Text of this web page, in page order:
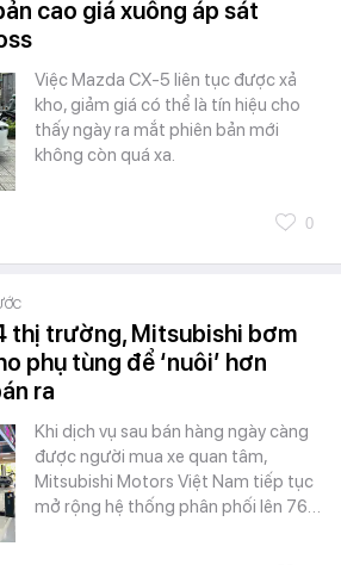
cao giá xuống áp sát
Việc Mazda CX-5 liên tục được xả
kho, giảm giá có thể là tín hiệu cho
thấy ngày ra mắt phiên bản mới
không còn quá xa.
0
thị trường, Mitsubishi bơm
phụ tùng để ‘nuôi’ hơn
ra
Khi dịch vụ sau bán hàng ngày càng
được người mua xe quan tâm,
Mitsubishi Motors Việt Nam tiếp tục
mở rộng hệ thống phân phối lên 76…